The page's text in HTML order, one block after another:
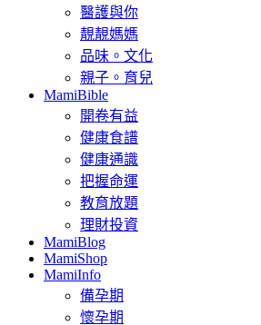
醫護與你
靚靚媽媽
品味。文化
親子。育兒
MamiBible
開卷有益
健康食譜
健康通識
把握命運
教育放題
理財投資
MamiBlog
MamiShop
MamiInfo
備孕期
懷孕期